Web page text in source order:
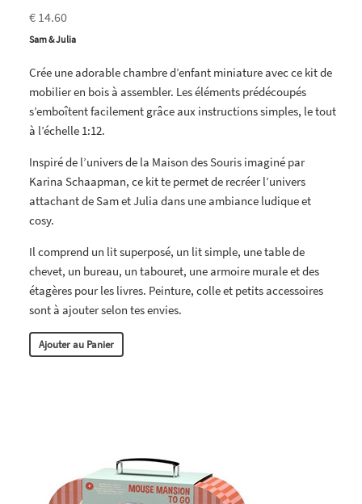
€ 14.60
Sam & Julia
Crée une adorable chambre d’enfant miniature avec ce kit de
mobilier en bois à assembler. Les éléments prédécoupés
s’emboîtent facilement grâce aux instructions simples, le tout
à l’échelle 1:12.
Inspiré de l’univers de la Maison des Souris imaginé par
Karina Schaapman, ce kit te permet de recréer l’univers
attachant de Sam et Julia dans une ambiance ludique et
cosy.
Il comprend un lit superposé, un lit simple, une table de
chevet, un bureau, un tabouret, une armoire murale et des
étagères pour les livres. Peinture, colle et petits accessoires
sont à ajouter selon tes envies.
Ajouter au Panier